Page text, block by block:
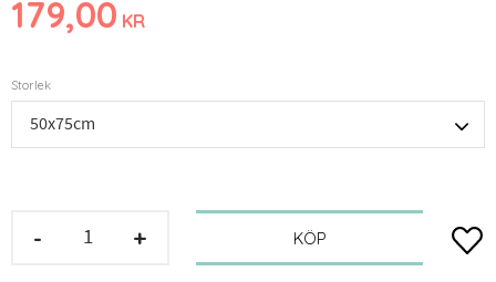
179,00 KR
Storlek
+
- KÖP